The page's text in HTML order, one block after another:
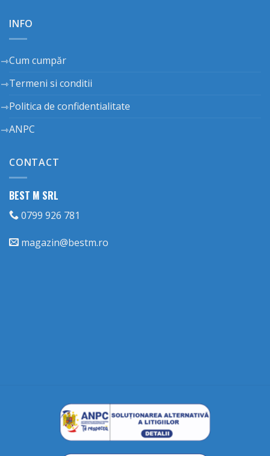
INFO
Cum cumpăr
Termeni si conditii
Politica de confidentialitate
ANPC
CONTACT
BEST M SRL
0799 926 781
magazin@bestm.ro